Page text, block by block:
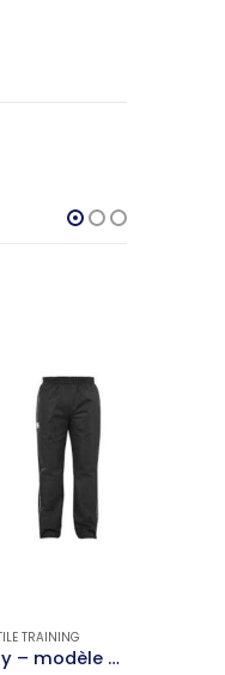
TRAINING
Bas de pluie Canterbury – modèle CONTACT